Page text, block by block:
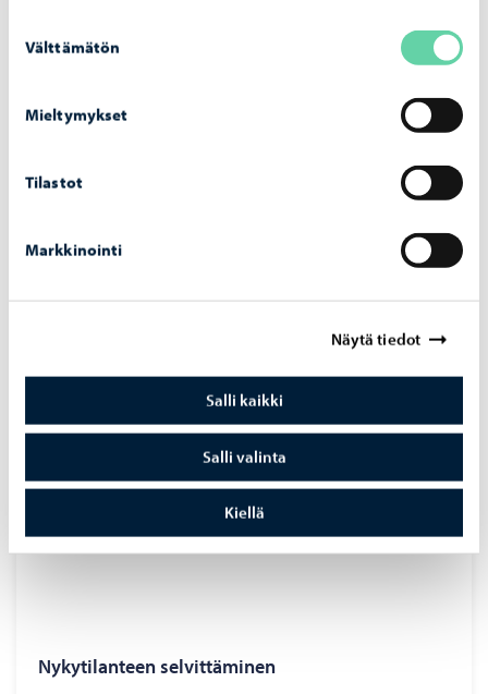
valinta
Välttämätön
Mieltymykset
Tilastot
Markkinointi
Näytä tiedot
Salli kaikki
Salli valinta
Kiellä
Täältä löytyy mallipohja toimipisteiden
hyödynnettävissä.
Ny­ky­ti­lan­teen sel­vit­tä­mi­nen